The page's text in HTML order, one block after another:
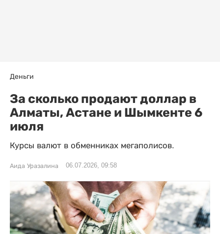
Деньги
За сколько продают доллар в
Алматы, Астане и Шымкенте 6
июля
Курсы валют в обменниках мегаполисов.
Аида Уразалина 06.07.2026, 09:58